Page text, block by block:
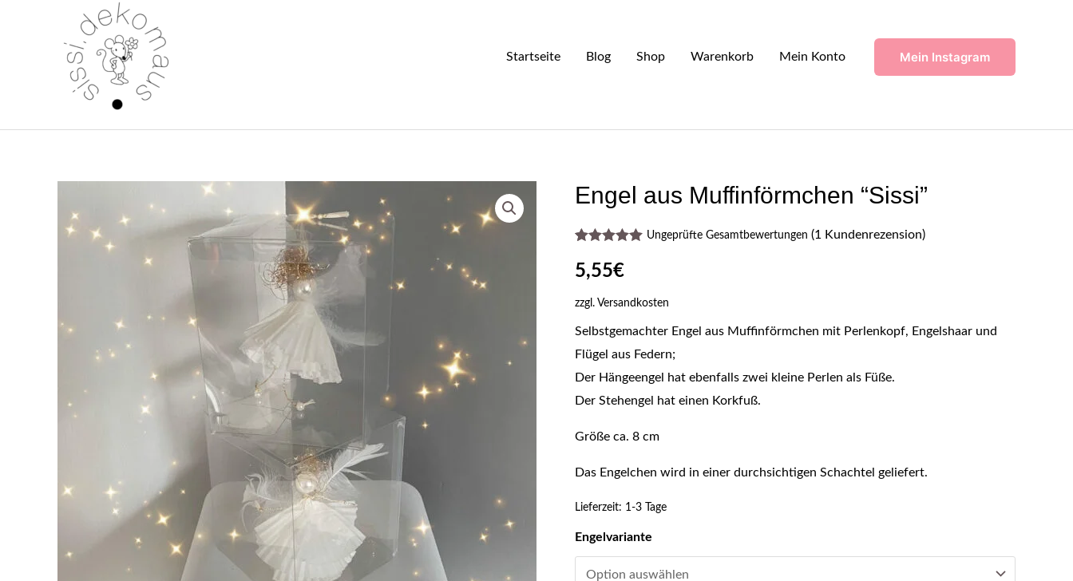
Startseite Blog Shop Warenkorb Mein Konto Mein Instagram
Engel aus Muffinförmchen “Sissi”
5.00von 5,
basierend
Kundenbewertung
Ungeprüfte Gesamtbewertungen (1 Kundenrezension)
5,55€
zzgl. Versandkosten
Selbstgemachter Engel aus Muffinförmchen mit Perlenkopf, Engelshaar und
Flügel aus Federn;
Der Hängeengel hat ebenfalls zwei kleine Perlen als Füße.
Der Stehengel hat einen Korkfuß.
Größe ca. 8 cm
Das Engelchen wird in einer durchsichtigen Schachtel geliefert.
Lieferzeit: 1-3 Tage
Engelvariante